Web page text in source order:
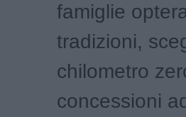
famiglie
tradizioni,
chilometro
concessioni